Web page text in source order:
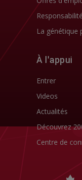
La génétique
À l'appui
Entrer
Videos
Actualités
Découvrez
Centre de